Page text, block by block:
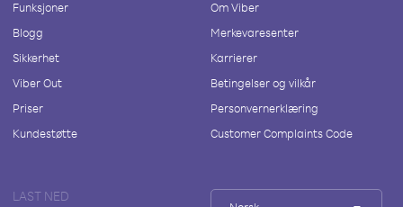
Funksjoner
Blogg
Sikkerhet
Viber Out
Priser
Kundestøtte
Om Viber
Merkevaresenter
Karrierer
Betingelser og vilkår
Personvernerklæring
Customer Complaints Code
LAST NED